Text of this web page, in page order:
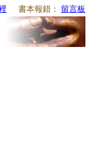
書本報錯： 留言板